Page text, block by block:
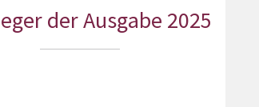
der Ausgabe 2025